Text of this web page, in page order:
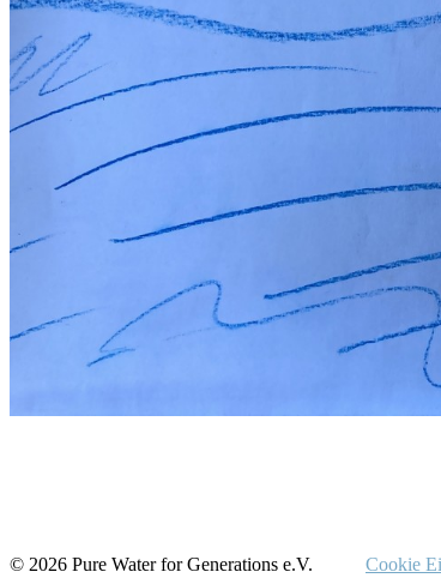
© 2026 Pure Water for Generations e.V. Cookie